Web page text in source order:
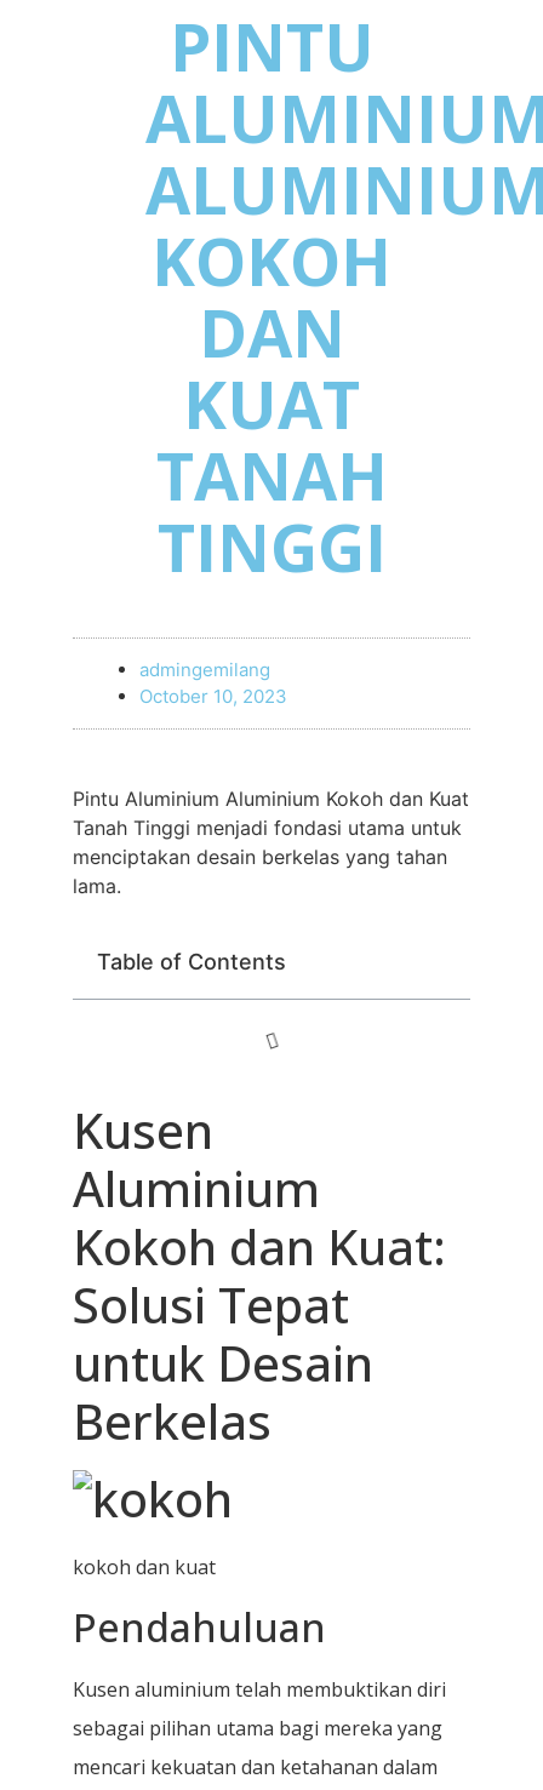
PINTU
KOKOH
DAN
KUAT
TANAH
TINGGI
admingemilang
October 10, 2023
Pintu Aluminium Aluminium Kokoh dan Kuat
Tanah Tinggi menjadi fondasi utama untuk
menciptakan desain berkelas yang tahan
lama.
Table of Contents
Kusen
Aluminium
Kokoh dan Kuat:
Solusi Tepat
untuk Desain
Berkelas
kokoh dan kuat
Pendahuluan
Kusen aluminium telah membuktikan diri
sebagai pilihan utama bagi mereka yang
mencari kekuatan dan ketahanan dalam